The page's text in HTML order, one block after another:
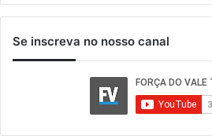
Se inscreva no nosso canal